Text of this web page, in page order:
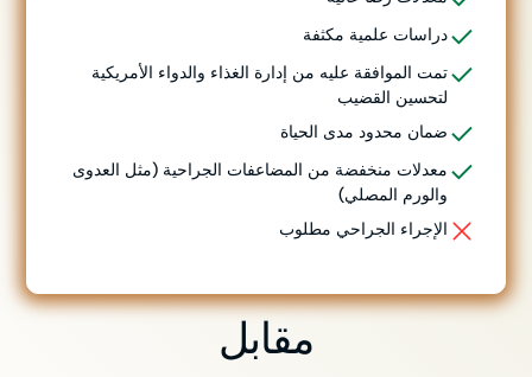
دراسات علمية مكثفة
تمت الموافقة عليه من إدارة الغذاء والدواء الأمريكية
لتحسين القضيب
ضمان محدود مدى الحياة
معدلات منخفضة من المضاعفات الجراحية (مثل العدوى
والورم المصلي)
الإجراء الجراحي مطلوب
مقابل